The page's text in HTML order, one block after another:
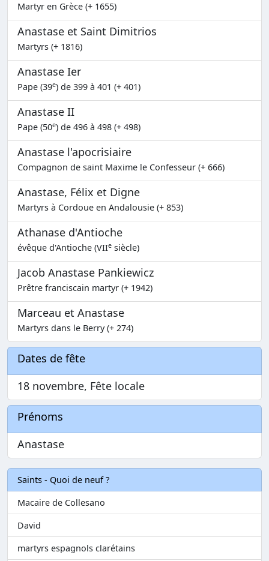
Martyr en Grèce (+ 1655)
Anastase et Saint Dimitrios
Martyrs (+ 1816)
Anastase Ier
Pape (39e) de 399 à 401 (+ 401)
Anastase II
Pape (50e) de 496 à 498 (+ 498)
Anastase l'apocrisiaire
Compagnon de saint Maxime le Confesseur (+ 666)
Anastase, Félix et Digne
Martyrs à Cordoue en Andalousie (+ 853)
Athanase d'Antioche
évêque d'Antioche (VIIe siècle)
Jacob Anastase Pankiewicz
Prêtre franciscain martyr (+ 1942)
Marceau et Anastase
Martyrs dans le Berry (+ 274)
Dates de fête
18 novembre, Fête locale
Prénoms
Anastase
Saints - Quoi de neuf ?
Macaire de Collesano
David
martyrs espagnols clarétains